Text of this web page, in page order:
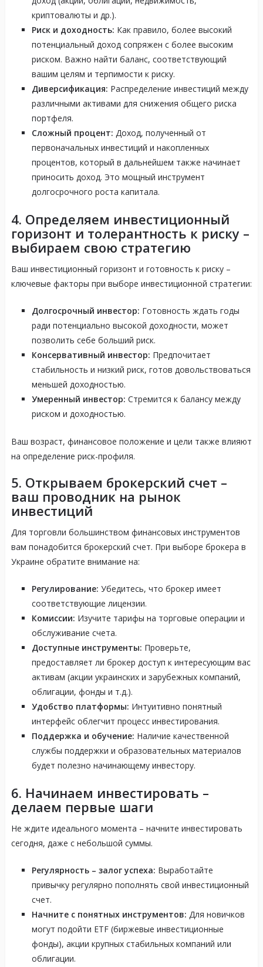
криптовалюты и др.).
Риск и доходность: Как правило, более высокий
потенциальный доход сопряжен с более высоким
риском. Важно найти баланс, соответствующий
вашим целям и терпимости к риску.
Диверсификация: Распределение инвестиций между
различными активами для снижения общего риска
портфеля.
Сложный процент: Доход, полученный от
первоначальных инвестиций и накопленных
процентов, который в дальнейшем также начинает
приносить доход. Это мощный инструмент
долгосрочного роста капитала.
4. Определяем инвестиционный
горизонт и толерантность к риску –
выбираем свою стратегию
Ваш инвестиционный горизонт и готовность к риску –
ключевые факторы при выборе инвестиционной стратегии:
Долгосрочный инвестор: Готовность ждать годы
ради потенциально высокой доходности, может
позволить себе больший риск.
Консервативный инвестор: Предпочитает
стабильность и низкий риск, готов довольствоваться
меньшей доходностью.
Умеренный инвестор: Стремится к балансу между
риском и доходностью.
Ваш возраст, финансовое положение и цели также влияют
на определение риск-профиля.
5. Открываем брокерский счет –
ваш проводник на рынок
инвестиций
Для торговли большинством финансовых инструментов
вам понадобится брокерский счет. При выборе брокера в
Украине обратите внимание на:
Регулирование: Убедитесь, что брокер имеет
соответствующие лицензии.
Комиссии: Изучите тарифы на торговые операции и
обслуживание счета.
Доступные инструменты: Проверьте,
предоставляет ли брокер доступ к интересующим вас
активам (акции украинских и зарубежных компаний,
облигации, фонды и т.д.).
Удобство платформы: Интуитивно понятный
интерфейс облегчит процесс инвестирования.
Поддержка и обучение: Наличие качественной
службы поддержки и образовательных материалов
будет полезно начинающему инвестору.
6. Начинаем инвестировать –
делаем первые шаги
Не ждите идеального момента – начните инвестировать
сегодня, даже с небольшой суммы.
Регулярность – залог успеха: Выработайте
привычку регулярно пополнять свой инвестиционный
счет.
Начните с понятных инструментов: Для новичков
могут подойти ETF (биржевые инвестиционные
фонды), акции крупных стабильных компаний или
облигации.